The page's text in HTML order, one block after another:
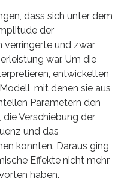
dass sich unter dem
der
verringerte und zwar
war. Um die
entwickelten
mit denen sie aus
Parametern den
Verschiebung der
und das
konnten. Daraus ging
Effekte nicht mehr
haben.